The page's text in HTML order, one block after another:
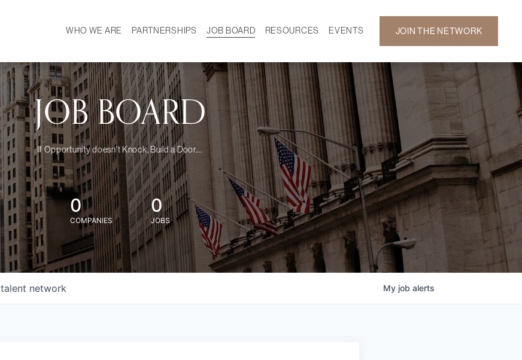
WHO WE ARE
MISSION
OUR TEAM
DEMOGRAPHICS
PARTNERSHIPS JOB BOARD
RESOURCES
CAREER DEVELOPMENT
NEWS
EVENTS
GALLERY
JOIN THE NETWORK
JOB BOARD
If Opportunity doesn't Knock, Build a Door....
0
COMPANIES
0
JOBS
network My job alerts